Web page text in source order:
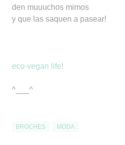
den muuuchos mimos
y que las saquen a pasear!
eco-vegan life!
^___^
BROCHES MODA